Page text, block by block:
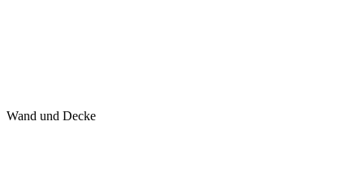
Wand und Decke